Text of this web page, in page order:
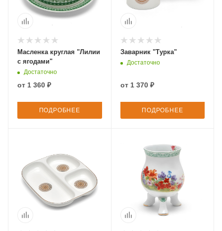
Масленка круглая "Лилии
с ягодами"
Достаточно
от 1 360 ₽
ПОДРОБНЕЕ
Заварник "Турка"
Достаточно
от 1 370 ₽
ПОДРОБНЕЕ